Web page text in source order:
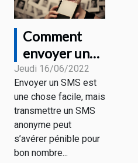
Comment
envoyer un
SMS
anonyme
gratuitement
?
Jeudi 16/06/2022
Envoyer un SMS est
une chose facile, mais
transmettre un SMS
anonyme peut
s’avérer pénible pour
bon nombre...